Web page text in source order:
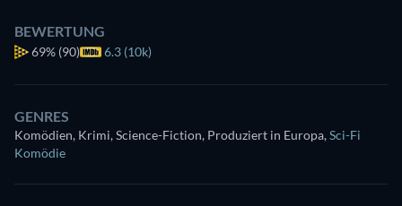
BEWERTUNG
69% (90) 6.3 (10k)
GENRES
Komödien, Krimi, Science-Fiction, Produziert in Europa,Sci-Fi
Komödie